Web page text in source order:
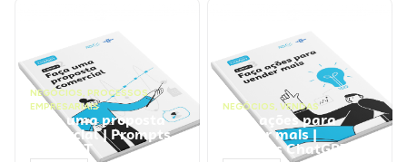
NEGÓCIOS, PROCESSOS
EMPRESARIAIS
Faça uma proposta
comercial | Prompts
ChatGPT
NEGÓCIOS, VENDAS
Faça ações para
vender mais |
Prompts ChatGPT